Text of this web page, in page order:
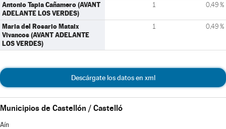
Antonio Tapia Cañamero (AVANT
ADELANTE LOS VERDES)
1 0,49 %
Maria del Rosario Mataix
Vivancos (AVANT ADELANTE
LOS VERDES)
1 0,49 %
Descárgate los datos en xml
Municipios de Castellón / Castelló
Aín